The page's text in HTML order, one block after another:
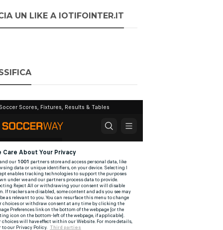
UN LIKE A IOTIFOINTER.IT